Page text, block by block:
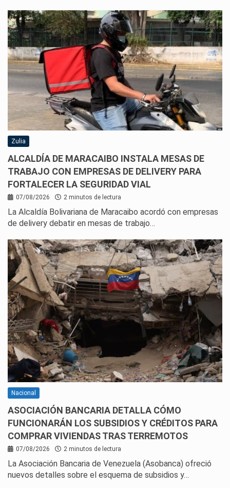
Zulia
ALCALDÍA DE MARACAIBO INSTALA MESAS DE
TRABAJO CON EMPRESAS DE DELIVERY PARA
FORTALECER LA SEGURIDAD VIAL
07/08/2026 2 minutos de lectura
La Alcaldía Bolivariana de Maracaibo acordó con empresas
de delivery debatir en mesas de trabajo…
Nacional
ASOCIACIÓN BANCARIA DETALLA CÓMO
FUNCIONARÁN LOS SUBSIDIOS Y CRÉDITOS PARA
COMPRAR VIVIENDAS TRAS TERREMOTOS
07/08/2026 2 minutos de lectura
La Asociación Bancaria de Venezuela (Asobanca) ofreció
nuevos detalles sobre el esquema de subsidios y…